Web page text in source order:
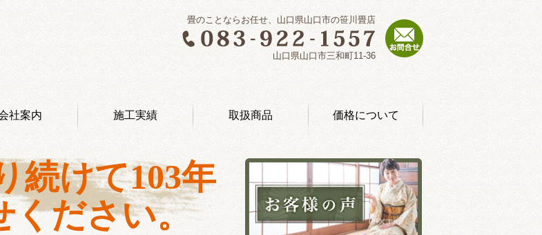
畳のことならお任せ、山口県山口市の笹川畳店
山口県山口市三和町11-36
社案内 施工実績 取扱商品 価格について
続けて103年
ください。